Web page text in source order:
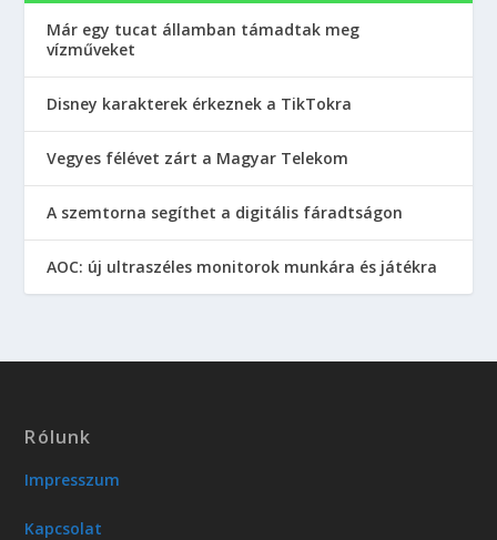
Már egy tucat államban támadtak meg
vízműveket
Disney karakterek érkeznek a TikTokra
Vegyes félévet zárt a Magyar Telekom
A szemtorna segíthet a digitális fáradtságon
AOC: új ultraszéles monitorok munkára és játékra
Rólunk
Impresszum
Kapcsolat